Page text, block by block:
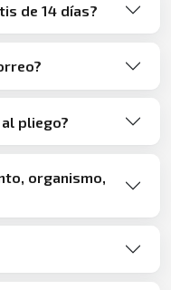
de 14 días?
pliego?
organismo,